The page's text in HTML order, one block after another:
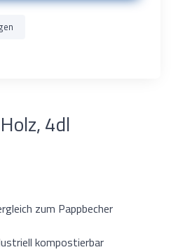
4dl
zum Pappbecher
kompostierbar